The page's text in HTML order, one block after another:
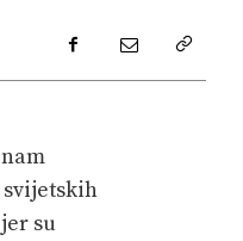
su